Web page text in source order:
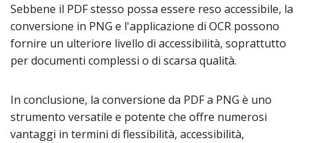
Sebbene il PDF stesso possa essere reso accessibile, la
conversione in PNG e l'applicazione di OCR possono
fornire un ulteriore livello di accessibilità, soprattutto
per documenti complessi o di scarsa qualità.
In conclusione, la conversione da PDF a PNG è uno
strumento versatile e potente che offre numerosi
vantaggi in termini di flessibilità, accessibilità,